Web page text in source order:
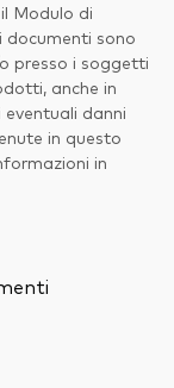
Modulo di
sono
presso i soggetti
anche in
danni
in questo
in